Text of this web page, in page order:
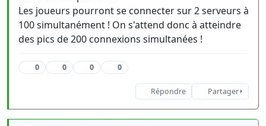
Les joueurs pourront se connecter sur 2 serveurs à
100 simultanément ! On s'attend donc à atteindre
des pics de 200 connexions simultanées !
0 0 0 0
Répondre Partager